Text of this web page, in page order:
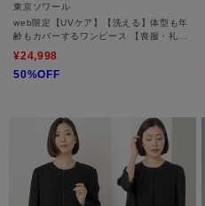
東京ソワール
web限定【UVケア】【洗える】体型も年
齢もカバーするワンピース 【喪服・礼
学校行事・卒入学式・七五三】
¥24,998
50%OFF